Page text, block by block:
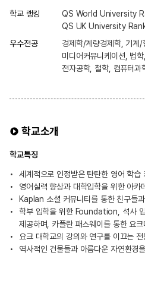
학교 랭킹
QS World University
QS UK University
우수전공
경제학/계량경제학, 기계/
미디어커뮤니케이션, 법
전자공학, 철학, 컴퓨터
학교소개
학교특징
세계적으로 인정받은 탄탄한 영어 학습
영어실력 향상과 대학입학을 위한 아카
Kaplan 소셜 커뮤니티를 통한 친구들
학부 입학을 위한 Foundation, 석사
제공하며, 카플란 패스웨이를 통한 요
요크 대학교의 강의와 연구를 이끄는
역사적인 건물들과 아름다운 자연환경